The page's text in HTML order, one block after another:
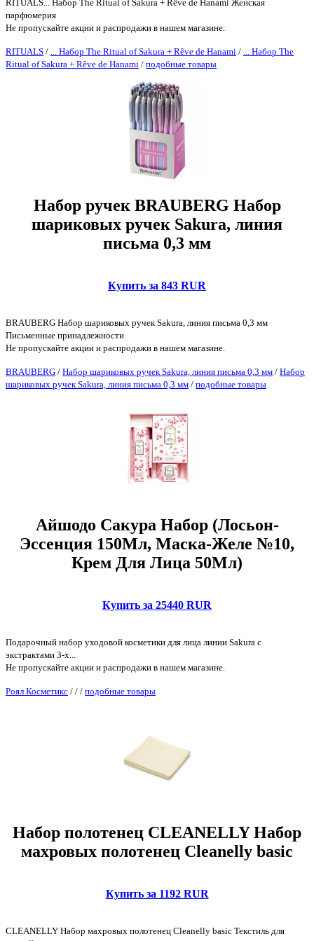
RITUALS... Набор The Ritual of Sakura + Rêve de Hanami Женская
парфюмерия
Не пропускайте акции и распродажи в нашем магазине.
RITUALS / ... Набор The Ritual of Sakura + Rêve de Hanami /
... Набор The
Ritual of Sakura + Rêve de Hanami / подобные товары
Набор ручек BRAUBERG Набор
шариковых ручек Sakura, линия
письма 0,3 мм
Купить за 843 RUR
BRAUBERG Набор шариковых ручек Sakura, линия письма 0,3 мм
Письменные принадлежности
Не пропускайте акции и распродажи в нашем магазине.
BRAUBERG / Набор шариковых ручек Sakura, линия письма 0,3 мм / Набор
шариковых ручек Sakura, линия письма 0,3 мм / подобные товары
Айшодо Сакура Набор (Лосьон-
Эссенция 150Мл, Маска-Желе №10,
Крем Для Лица 50Мл)
Купить за 25440 RUR
Подарочный набор уходовой косметики для лица линии Sakura с
экстрактами 3-х...
Не пропускайте акции и распродажи в нашем магазине.
Роял Косметикс / / / подобные товары
Набор полотенец CLEANELLY Набор
махровых полотенец Cleanelly basic
Купить за 1192 RUR
CLEANELLY Набор махровых полотенец Cleanelly basic Текстиль для